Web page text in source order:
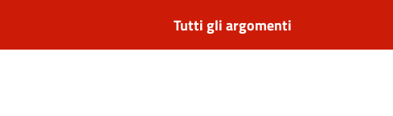
Tutti gli argomenti